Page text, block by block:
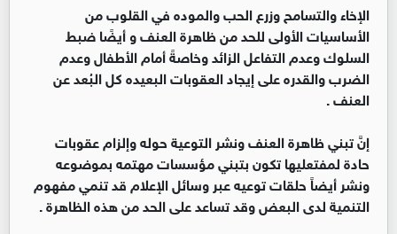
الإخاء والتسامح وزرع الحب والموده في القلوب من
الأساسيات الأولى للحد من ظاهرة العنف و أيضًا ضبط
السلوك وعدم التفاعل الزائد وخاصةً أمام الأطفال وعدم
الضرب والقدره على إيجاد العقوبات البعيده كل البُعد عن
العنف .
إنَّ تبني ظاهرة العنف ونشر التوعية حوله وإلزام عقوبات
حادة لمفتعليها تكون بتبني مؤسسات مهتمه بموضوعه
ونشر أيضاً حلقات توعيه عبر وسائل الإعلام قد تنمي مفهوم
التنمية لدى البعض وقد تساعد على الحد من هذه الظاهرة .